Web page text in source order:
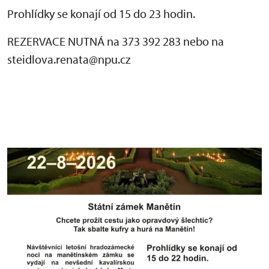
Prohlídky se konají od 15 do 23 hodin.
REZERVACE NUTNÁ na 373 392 283 nebo na
steidlova.renata@npu.cz